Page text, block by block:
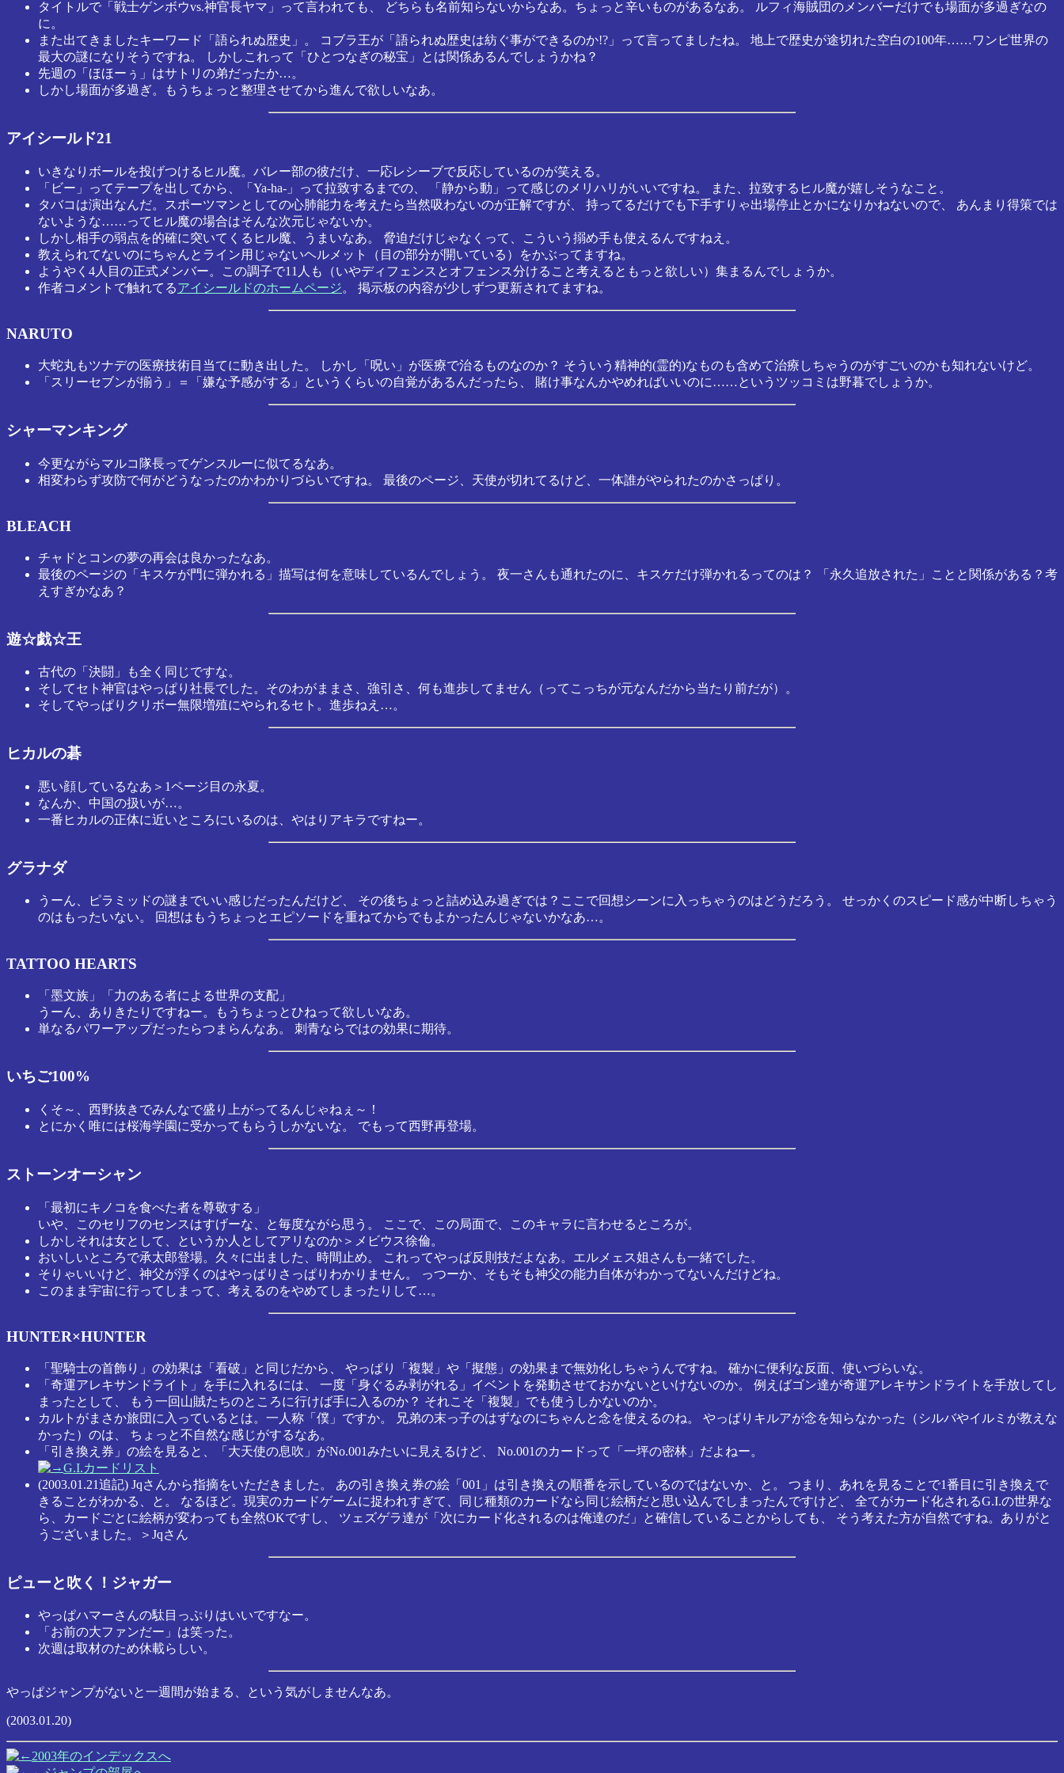
タイトルで「戦士ゲンボウvs.神官長ヤマ」って言われても、 どちらも名前知らないからなあ。ちょっと辛いものがあるなあ。 ルフィ海賊団のメンバーだけでも場面が多過ぎなの
に。
また出てきましたキーワード「語られぬ歴史」。 コブラ王が「語られぬ歴史は紡ぐ事ができるのか!?」って言ってましたね。 地上で歴史が途切れた空白の100年……ワンピ世界の
最大の謎になりそうですね。 しかしこれって「ひとつなぎの秘宝」とは関係あるんでしょうかね？
先週の「ほほーぅ」はサトリの弟だったか…。
しかし場面が多過ぎ。もうちょっと整理させてから進んで欲しいなあ。
アイシールド21
いきなりボールを投げつけるヒル魔。バレー部の彼だけ、一応レシーブで反応しているのが笑える。
「ビー」ってテープを出してから、「Ya-ha-」って拉致するまでの、 「静から動」って感じのメリハリがいいですね。 また、拉致するヒル魔が嬉しそうなこと。
タバコは演出なんだ。スポーツマンとしての心肺能力を考えたら当然吸わないのが正解ですが、 持ってるだけでも下手すりゃ出場停止とかになりかねないので、 あんまり得策では
ないような……ってヒル魔の場合はそんな次元じゃないか。
しかし相手の弱点を的確に突いてくるヒル魔、うまいなあ。 脅迫だけじゃなくって、こういう搦め手も使えるんですねえ。
教えられてないのにちゃんとライン用じゃないヘルメット（目の部分が開いている）をかぶってますね。
ようやく4人目の正式メンバー。この調子で11人も（いやディフェンスとオフェンス分けること考えるともっと欲しい）集まるんでしょうか。
作者コメントで触れてるアイシールドのホームページ。 掲示板の内容が少しずつ更新されてますね。
NARUTO
大蛇丸もツナデの医療技術目当てに動き出した。 しかし「呪い」が医療で治るものなのか？ そういう精神的(霊的)なものも含めて治療しちゃうのがすごいのかも知れないけど。
「スリーセブンが揃う」＝「嫌な予感がする」というくらいの自覚があるんだったら、 賭け事なんかやめればいいのに……というツッコミは野暮でしょうか。
シャーマンキング
今更ながらマルコ隊長ってゲンスルーに似てるなあ。
相変わらず攻防で何がどうなったのかわかりづらいですね。 最後のページ、天使が切れてるけど、一体誰がやられたのかさっぱり。
BLEACH
チャドとコンの夢の再会は良かったなあ。
最後のページの「キスケが門に弾かれる」描写は何を意味しているんでしょう。 夜一さんも通れたのに、キスケだけ弾かれるってのは？ 「永久追放された」ことと関係がある？考
えすぎかなあ？
遊☆戯☆王
古代の「決闘」も全く同じですな。
そしてセト神官はやっぱり社長でした。そのわがままさ、強引さ、何も進歩してません（ってこっちが元なんだから当たり前だが）。
そしてやっぱりクリボー無限増殖にやられるセト。進歩ねえ…。
ヒカルの碁
悪い顔しているなあ＞1ページ目の永夏。
なんか、中国の扱いが…。
一番ヒカルの正体に近いところにいるのは、やはりアキラですねー。
グラナダ
うーん、ピラミッドの謎までいい感じだったんだけど、 その後ちょっと詰め込み過ぎでは？ここで回想シーンに入っちゃうのはどうだろう。 せっかくのスピード感が中断しちゃう
のはもったいない。 回想はもうちょっとエピソードを重ねてからでもよかったんじゃないかなあ…。
TATTOO HEARTS
「墨文族」「力のある者による世界の支配」
うーん、ありきたりですねー。もうちょっとひねって欲しいなあ。
単なるパワーアップだったらつまらんなあ。 刺青ならではの効果に期待。
いちご100%
くそ～、西野抜きでみんなで盛り上がってるんじゃねぇ～！
とにかく唯には桜海学園に受かってもらうしかないな。 でもって西野再登場。
ストーンオーシャン
「最初にキノコを食べた者を尊敬する」
いや、このセリフのセンスはすげーな、と毎度ながら思う。 ここで、この局面で、このキャラに言わせるところが。
しかしそれは女として、というか人としてアリなのか＞メビウス徐倫。
おいしいところで承太郎登場。久々に出ました、時間止め。 これってやっぱ反則技だよなあ。エルメェス姐さんも一緒でした。
そりゃいいけど、神父が浮くのはやっぱりさっぱりわかりません。 っつーか、そもそも神父の能力自体がわかってないんだけどね。
このまま宇宙に行ってしまって、考えるのをやめてしまったりして…。
HUNTER×HUNTER
「聖騎士の首飾り」の効果は「看破」と同じだから、 やっぱり「複製」や「擬態」の効果まで無効化しちゃうんですね。 確かに便利な反面、使いづらいな。
「奇運アレキサンドライト」を手に入れるには、 一度「身ぐるみ剥がれる」イベントを発動させておかないといけないのか。 例えばゴン達が奇運アレキサンドライトを手放してし
まったとして、 もう一回山賊たちのところに行けば手に入るのか？ それこそ「複製」でも使うしかないのか。
カルトがまさか旅団に入っているとは。一人称「僕」ですか。 兄弟の末っ子のはずなのにちゃんと念を使えるのね。 やっぱりキルアが念を知らなかった（シルバやイルミが教えな
かった）のは、 ちょっと不自然な感じがするなあ。
「引き換え券」の絵を見ると、「大天使の息吹」がNo.001みたいに見えるけど、 No.001のカードって「一坪の密林」だよねー。
G.I.カードリスト
(2003.01.21追記) Jqさんから指摘をいただきました。 あの引き換え券の絵「001」は引き換えの順番を示しているのではないか、と。 つまり、あれを見ることで1番目に引き換えで
きることがわかる、と。 なるほど。現実のカードゲームに捉われすぎて、同じ種類のカードなら同じ絵柄だと思い込んでしまったんですけど、 全てがカード化されるG.I.の世界な
ら、カードごとに絵柄が変わっても全然OKですし、 ツェズゲラ達が「次にカード化されるのは俺達のだ」と確信していることからしても、 そう考えた方が自然ですね。ありがと
うございました。＞Jqさん
ピューと吹く！ジャガー
やっぱハマーさんの駄目っぷりはいいですなー。
「お前の大ファンだー」は笑った。
次週は取材のため休載らしい。
やっぱジャンプがないと一週間が始まる、という気がしませんなあ。
(2003.01.20)
2003年のインデックスへ